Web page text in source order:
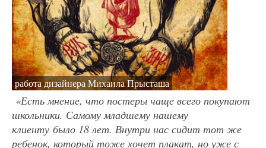
работа дизайнера Михаила Прысташа
«Есть мнение, что постеры чаще всего покупают
школьники. Самому младшему нашему
клиенту было 18 лет. Внутри нас сидит тот же
ребенок, который тоже хочет плакат, но уже с